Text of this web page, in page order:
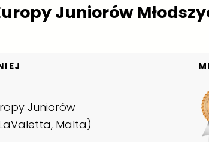
Juniorów
Juniorów
Malta)